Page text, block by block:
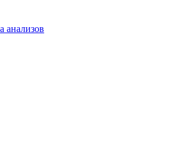
анализов